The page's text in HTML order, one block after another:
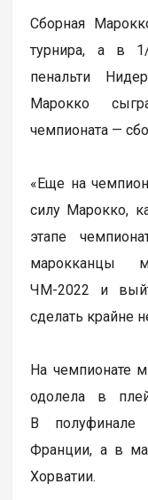
Сборная
турнира, а в
пенальти
Марокко
чемпионата —
«Еще на
силу Марокко,
этапе
марокканцы
ЧМ-2022 и
сделать крайне
На чемпионате
одолела в
В полуфинале
Франции, а в
Хорватии.